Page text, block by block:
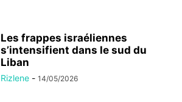
Les frappes israéliennes
s’intensifient dans le sud du
Liban
Rizlene - 14/05/2026